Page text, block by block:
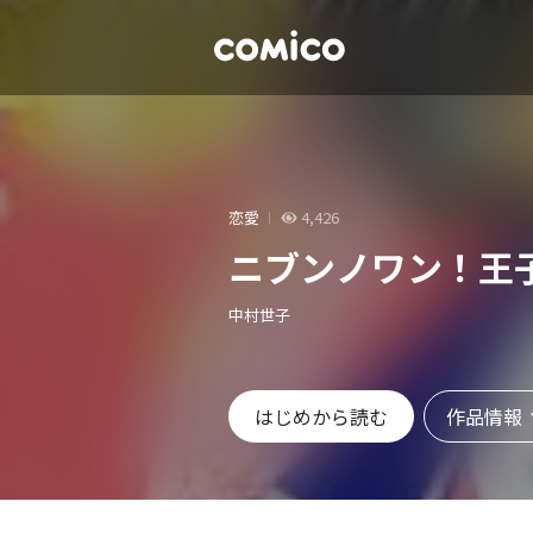
恋愛 4,426
ニブンノワン！王
中村世子
はじめから読む 作品情報